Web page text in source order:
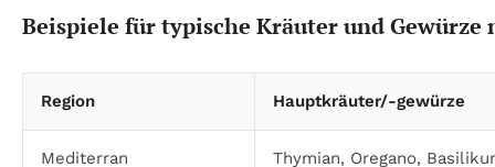
Beispiele für typische Kräuter und Gewürze
Region Hauptkräuter/-gewürze
Mediterran Thymian, Oregano,